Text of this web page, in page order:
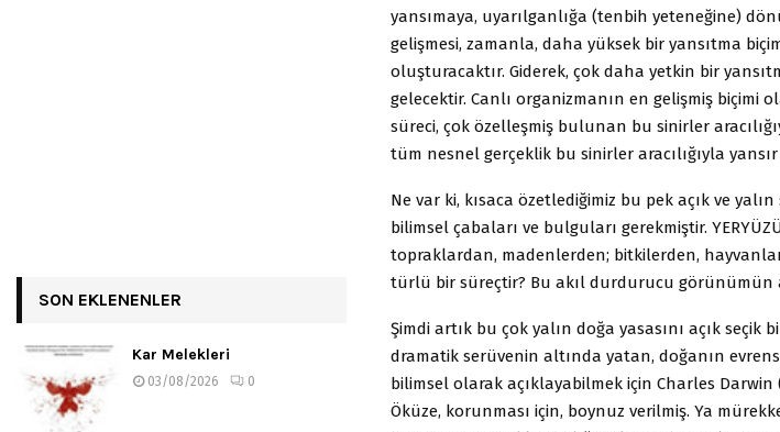
yansımaya, uyarılganlığa (tenbih yeteneğine)
gelişmesi, zamanla, daha yüksek bir yansıtma
oluşturacaktır. Giderek, çok daha yetkin bir
gelecektir. Canlı organizmanın en gelişmiş biçimi
süreci, çok özelleşmiş bulunan bu sinirler
tüm nesnel gerçeklik bu sinirler aracılığıyla yansır
Ne var ki, kısaca özetlediğimiz bu pek açık ve
bilimsel çabaları ve bulguları gerekmiştir.
topraklardan, madenlerden; bitkilerden,
türlü bir süreçtir? Bu akıl durdurucu görünümün
Şimdi artık bu çok yalın doğa yasasını açık
dramatik serüvenin altında yatan, doğanın
bilimsel olarak açıklayabilmek için Charles Darwin
Öküze, korunması için, boynuz verilmiş. Ya
SON EKLENENLER
Kar Melekleri
03/08/2026 0